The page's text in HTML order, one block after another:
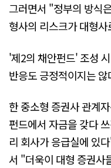
그러면서 "정부의 방식
형사의 리스크가 대형
'제2의 채안펀드' 조성
반응도 긍정적이지는 않
한 중소형 증권사 관계
펀드에서 자금을 갖다
리 회사가 응급실에 있
서 "더욱이 대형 증권사